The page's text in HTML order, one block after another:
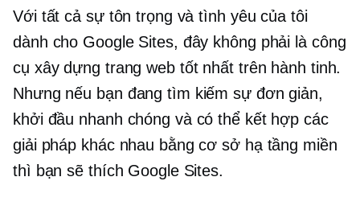
Với tất cả sự tôn trọng và tình yêu của tôi
dành cho Google Sites, đây không phải là công
cụ xây dựng trang web tốt nhất trên hành tinh.
Nhưng nếu bạn đang tìm kiếm sự đơn giản,
khởi đầu nhanh chóng và có thể kết hợp các
giải pháp khác nhau bằng cơ sở hạ tầng miền
thì bạn sẽ thích Google Sites.